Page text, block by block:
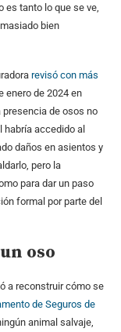
es tanto lo que se ve,
bien
revisó con más
enero de 2024 en
presencia de osos no
habría accedido al
daños en asientos y
pero la
para dar un paso
formal por parte del
oso
a reconstruir cómo se
de Seguros de
animal salvaje,